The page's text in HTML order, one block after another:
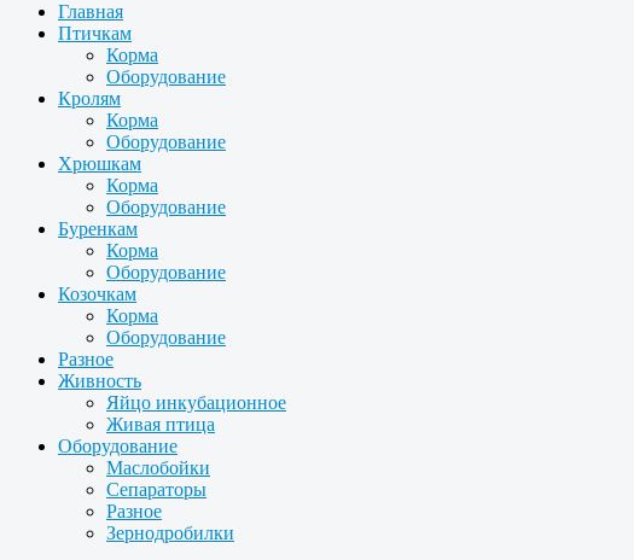
Главная
Птичкам
Корма
Оборудование
Кролям
Корма
Оборудование
Хрюшкам
Корма
Оборудование
Буренкам
Корма
Оборудование
Козочкам
Корма
Оборудование
Разное
Живность
Яйцо инкубационное
Живая птица
Оборудование
Маслобойки
Сепараторы
Разное
Зернодробилки